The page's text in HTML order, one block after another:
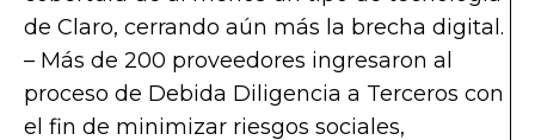
de Claro, cerrando aún más la brecha digital.
– Más de 200 proveedores ingresaron al
proceso de Debida Diligencia a Terceros con
el fin de minimizar riesgos sociales,